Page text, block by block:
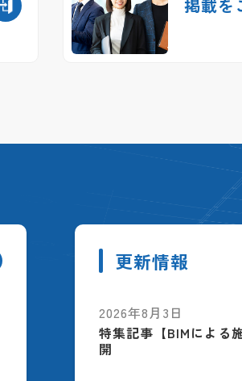
掲載を
更新情報
2026年8月3日
特集記事【BIMによる
開